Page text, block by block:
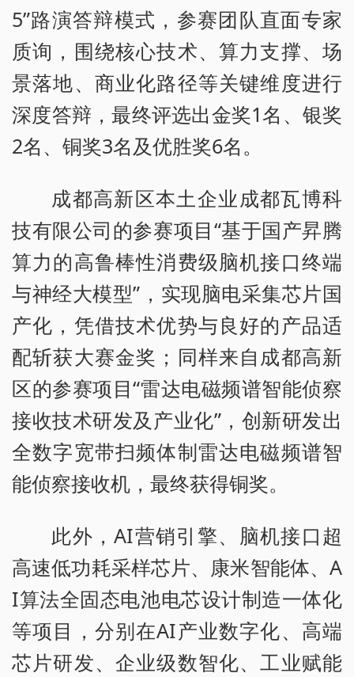
5”路演答辩模式，参赛团队直面专家
质询，围绕核心技术、算力支撑、场
景落地、商业化路径等关键维度进行
深度答辩，最终评选出金奖1名、银奖
2名、铜奖3名及优胜奖6名。
成都高新区本土企业成都瓦博科
技有限公司的参赛项目“基于国产昇腾
算力的高鲁棒性消费级脑机接口终端
与神经大模型”，实现脑电采集芯片国
产化，凭借技术优势与良好的产品适
配斩获大赛金奖；同样来自成都高新
区的参赛项目“雷达电磁频谱智能侦察
接收技术研发及产业化”，创新研发出
全数字宽带扫频体制雷达电磁频谱智
能侦察接收机，最终获得铜奖。
此外，AI营销引擎、脑机接口超
高速低功耗采样芯片、康米智能体、A
I算法全固态电池电芯设计制造一体化
等项目，分别在AI产业数字化、高端
芯片研发、企业级数智化、工业赋能